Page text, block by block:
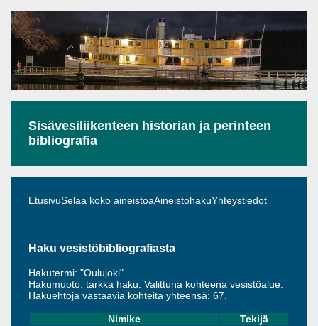
Sisävesiliikenteen historian ja perinteen
bibliografia
Haku vesistöbibliografiasta
Hakutermi: "Oulujoki".
Hakumuoto: tarkka haku. Valittuna kohteena vesistöalue.
Hakuehtoja vastaavia kohteita yhteensä: 67.
Nimike
Tekijä
EtusivuSelaa koko aineistoaAineistohakuYhteystiedot